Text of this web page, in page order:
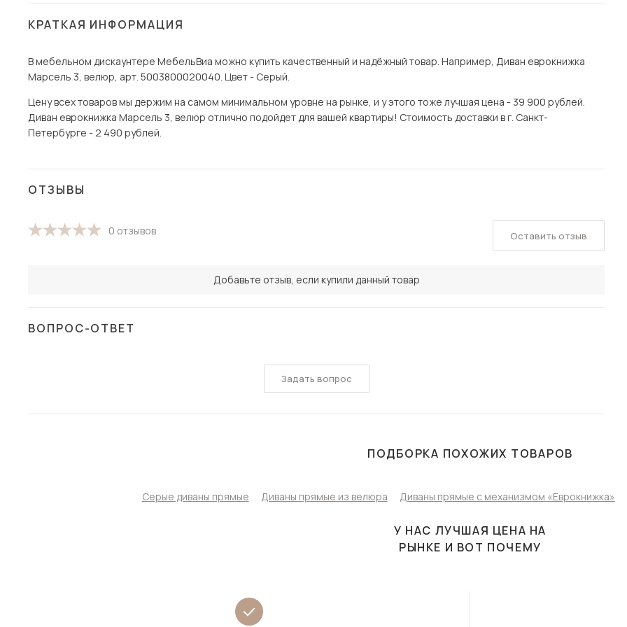
КРАТКАЯ ИНФОРМАЦИЯ
В мебельном дискаунтере МебельВиа можно купить качественный и надёжный товар. Например, Диван еврокнижка
Марсель 3, велюр, арт. 5003800020040. Цвет - Серый.
Цену всех товаров мы держим на самом минимальном уровне на рынке, и у этого тоже лучшая цена - 39 900 рублей.
Диван еврокнижка Марсель 3, велюр отлично подойдет для вашей квартиры! Стоимость доставки в г. Санкт-
Петербурге - 2 490 рублей.
ОТЗЫВЫ
0 отзывов
Добавьте отзыв, если купили данный товар
Оставить отзыв
ВОПРОС-ОТВЕТ
Задать вопрос
ПОДБОРКА ПОХОЖИХ ТОВАРОВ
Серые диваны прямые Диваны прямые из велюра Диваны прямые с механизмом «Еврокнижка»
У НАС ЛУЧШАЯ ЦЕНА НА
РЫНКЕ И ВОТ ПОЧЕМУ